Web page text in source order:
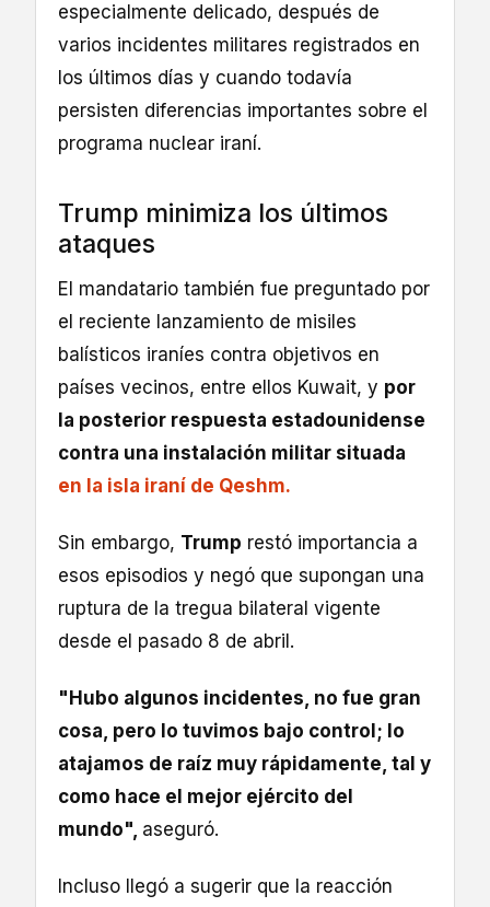
especialmente delicado, después de
varios incidentes militares registrados en
los últimos días y cuando todavía
persisten diferencias importantes sobre el
programa nuclear iraní.
Trump minimiza los últimos
ataques
El mandatario también fue preguntado por
el reciente lanzamiento de misiles
balísticos iraníes contra objetivos en
países vecinos, entre ellos Kuwait, y por
la posterior respuesta estadounidense
contra una instalación militar situada
en la isla iraní de Qeshm.
Sin embargo, Trump restó importancia a
esos episodios y negó que supongan una
ruptura de la tregua bilateral vigente
desde el pasado 8 de abril.
"Hubo algunos incidentes, no fue gran
cosa, pero lo tuvimos bajo control; lo
atajamos de raíz muy rápidamente, tal y
como hace el mejor ejército del
mundo", aseguró.
Incluso llegó a sugerir que la reacción